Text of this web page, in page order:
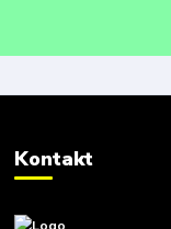
Kontakt